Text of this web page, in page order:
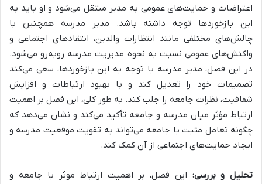
اعتراضات و حمایت‌های عمومی به مدیر منتقل می‌شود و او باید به
این بازخوردها توجه داشته باشد. مدیر مدرسه همچنین با
چالش‌های مختلفی مانند انتظارات والدین، انتقادهای اجتماعی و
واکنش‌های عمومی نسبت به نحوه مدیریت مدرسه روبه‌رو می‌شود.
در این فصل، مدیر مدرسه با توجه به این بازخوردها، سعی می‌کند
تصمیمات خود را تعدیل کند و با بهبود ارتباطات و افزایش
شفافیت، نظرات جامعه را جلب کند. به طور کلی، این فصل بر اهمیت
ارتباط مؤثر میان مدرسه و جامعه تأکید می‌کند و نشان می‌دهد که
چگونه تعامل مثبت با جامعه می‌تواند به تقویت موقعیت مدرسه و
ایجاد حمایت‌های اجتماعی از آن کمک کند.
تحلیل و بررسی: این فصل، بر اهمیت ارتباط موثر با جامعه و